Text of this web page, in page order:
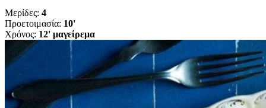
Μερίδες: 4
Προετοιμασία: 10'
Χρόνος: 12' μαγείρεμα